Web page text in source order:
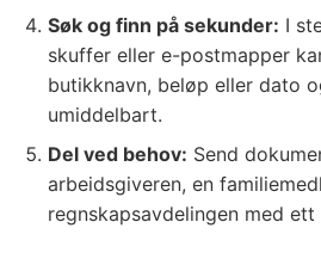
Søk og finn på sekunder: I
skuffer eller e-postmapper
butikknavn, beløp eller dato
umiddelbart.
Del ved behov: Send
arbeidsgiveren, en
regnskapsavdelingen med